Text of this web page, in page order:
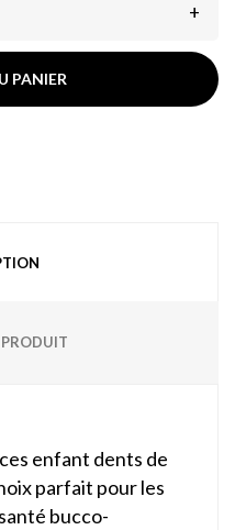
+
PANIER
enfant dents de
parfait pour les
bucco-